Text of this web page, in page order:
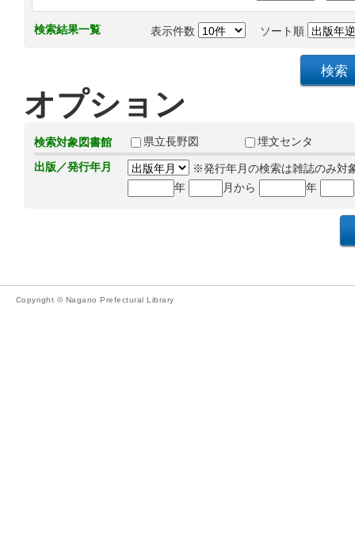
検索結果一覧 表示件数 ソート順
オプション
検索対象図書館 県立長野図
埋文センタ
出版／発行年月
※発行年月の検索は雑誌のみ対
年
月から 年
Copyright © Nagano Prefectural Library